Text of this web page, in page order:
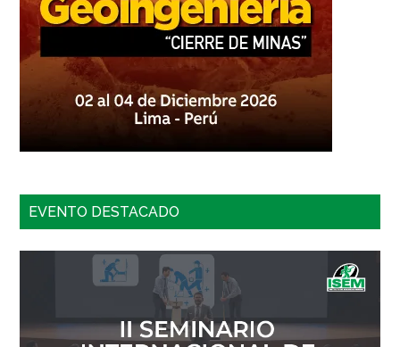
EVENTO DESTACADO